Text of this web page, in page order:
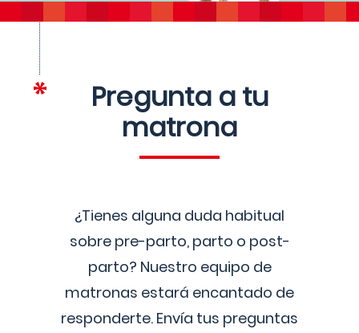
Pregunta a tu
matrona
¿Tienes alguna duda habitual
sobre pre-parto, parto o post-
parto? Nuestro equipo de
matronas estará encantado de
responderte. Envía tus preguntas